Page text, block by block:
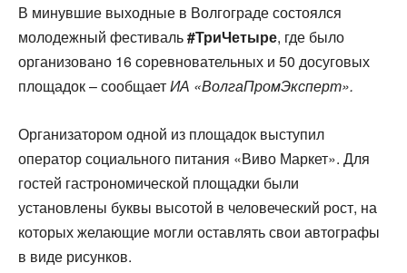
В минувшие выходные в Волгограде состоялся
молодежный фестиваль#ТриЧетыре, где было
организовано 16 соревновательных и 50 досуговых
площадок – сообщаетИА «ВолгаПромЭксперт».
Организатором одной из площадок выступил
оператор социального питания «Виво Маркет». Для
гостей гастрономической площадки были
установлены буквы высотой в человеческий рост, на
которых желающие могли оставлять свои автографы
в виде рисунков.